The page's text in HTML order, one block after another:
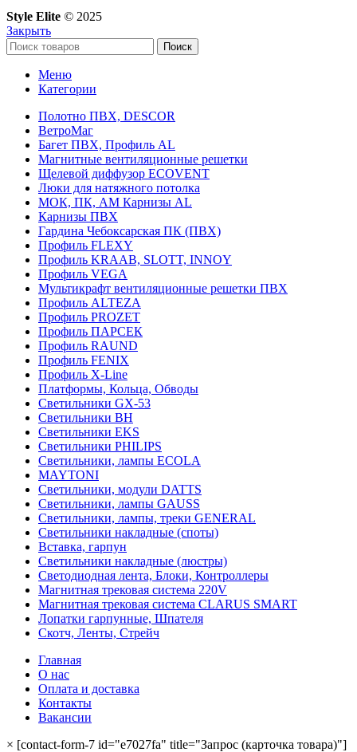
Style Elite © 2025
Закрыть
Поиск
Меню
Категории
Полотно ПВХ, DESCOR
ВетроМаг
Багет ПВХ, Профиль AL
Магнитные вентиляционные решетки
Щелевой диффузор ECOVENT
Люки для натяжного потолка
МОК, ПК, АМ Карнизы AL
Карнизы ПВХ
Гардина Чебоксарская ПК (ПВХ)
Профиль FLEXY
Профиль KRAAB, SLOTT, INNOY
Профиль VEGA
Мультикрафт вентиляционные решетки ПВХ
Профиль ALTEZA
Профиль PROZET
Профиль ПАРСЕК
Профиль RAUND
Профиль FENIX
Профиль Х-Line
Платформы, Кольца, Обводы
Светильники GX-53
Светильники BH
Светильники EKS
Светильники PHILIPS
Светильники, лампы ECOLA
MAYTONI
Светильники, модули DATTS
Светильники, лампы GAUSS
Светильники, лампы, треки GENERAL
Светильники накладные (споты)
Вставка, гарпун
Светильники накладные (люстры)
Светодиодная лента, Блоки, Контроллеры
Магнитная трековая система 220V
Магнитная трековая система CLARUS SMART
Лопатки гарпунные, Шпателя
Скотч, Ленты, Стрейч
Главная
О нас
Оплата и доставка
Контакты
Вакансии
× [contact-form-7 id="e7027fa" title="Запрос (карточка товара)"]